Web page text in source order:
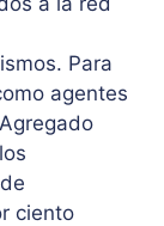
Para
agentes
ciento